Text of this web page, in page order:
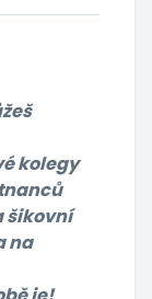
kolegy
šikovní
na